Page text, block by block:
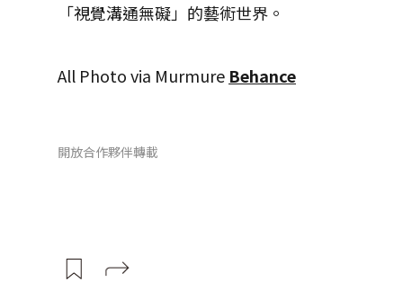
「視覺溝通無礙」的藝術世界。
All Photo via Murmure Behance
開放合作夥伴轉載